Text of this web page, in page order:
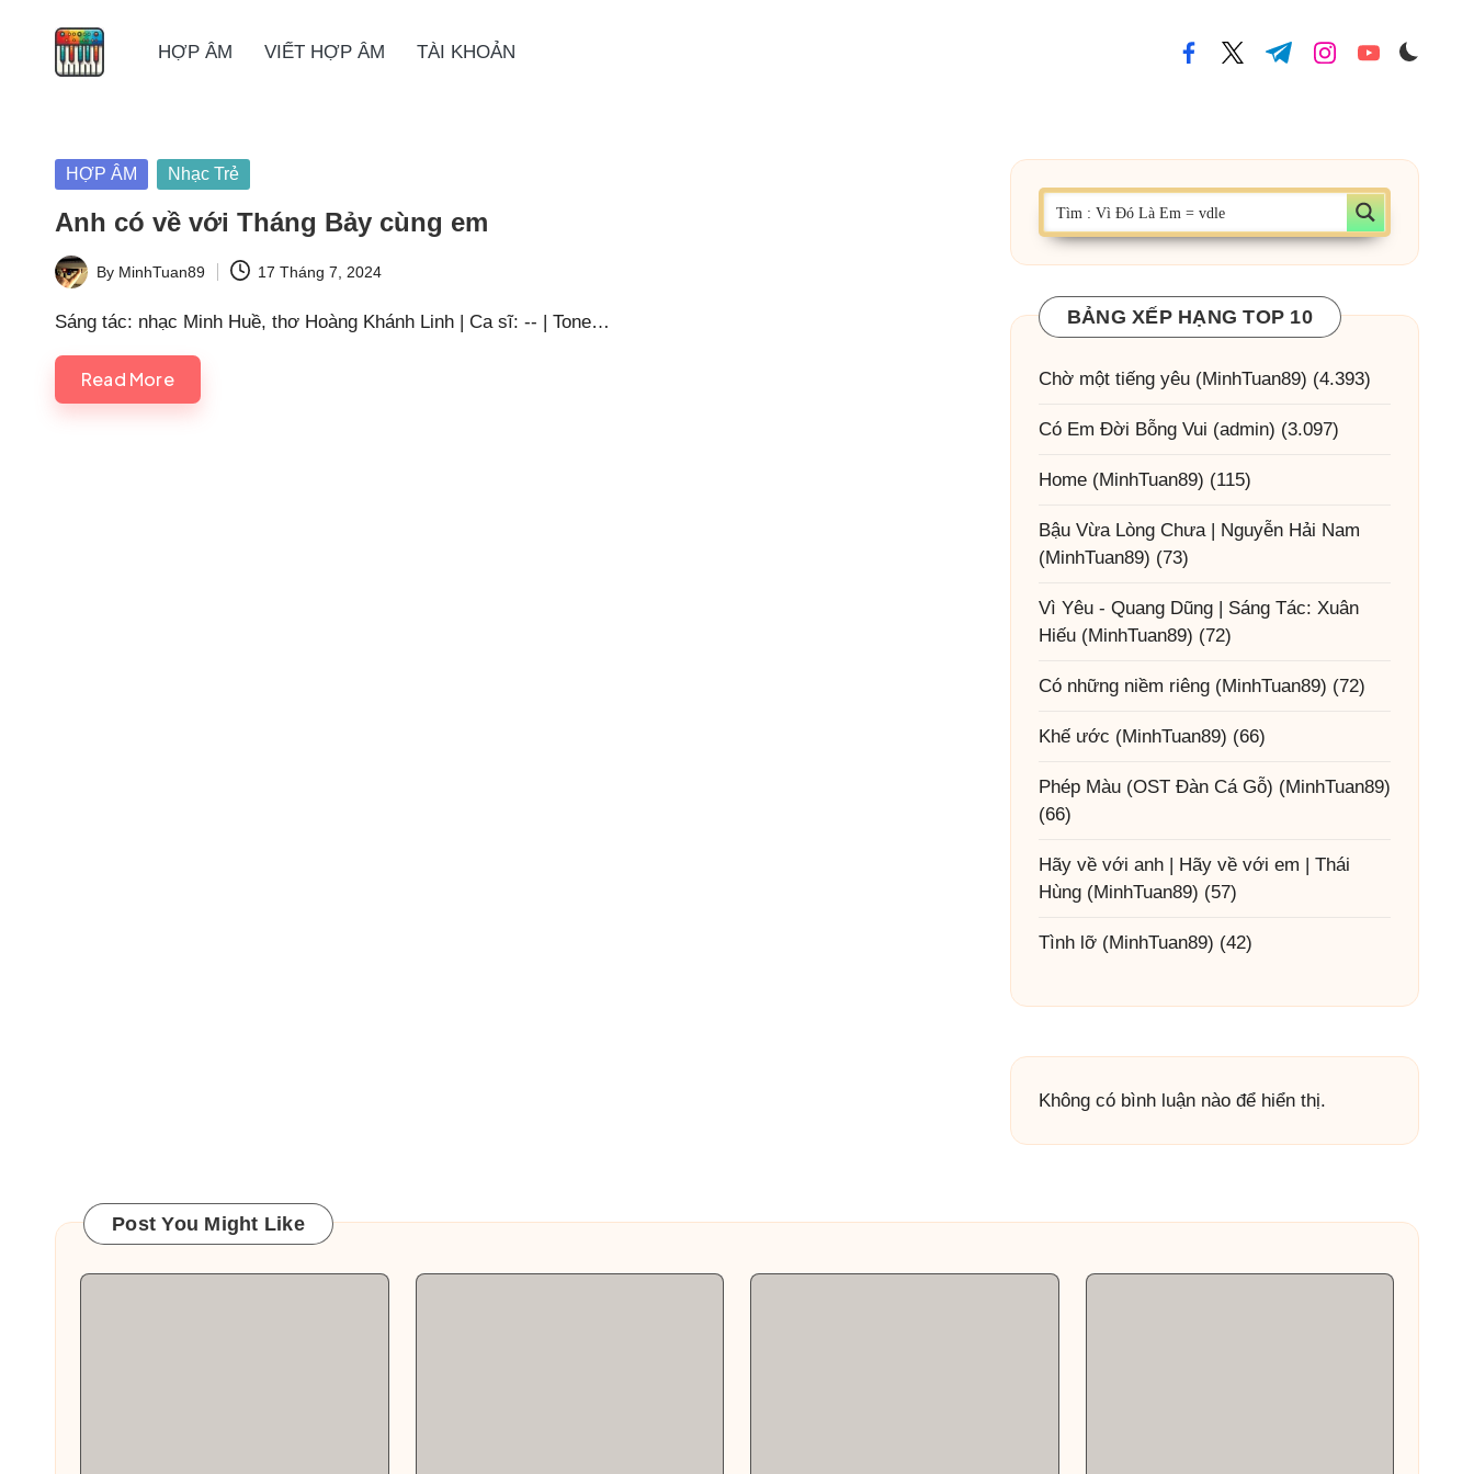
HỢP ÂM VIẾT HỢP ÂM TÀI KHOẢN facebook.com
twitter.com
t.me instagram.com
youtube.com
Posted
HỢP ÂM Nhạc Trẻ
Anh có về với Tháng Bảy cùng em
Posted
by
By MinhTuan89 17 Tháng 7, 2024
Sáng tác: nhạc Minh Huề, thơ Hoàng Khánh Linh | Ca sĩ: -- | Tone…
Read More
BẢNG XẾP HẠNG TOP 10
Chờ một tiếng yêu (MinhTuan89) (4.393)
Có Em Đời Bỗng Vui (admin) (3.097)
Home (MinhTuan89) (115)
Bậu Vừa Lòng Chưa | Nguyễn Hải Nam
(MinhTuan89) (73)
Vì Yêu - Quang Dũng | Sáng Tác: Xuân
Hiếu (MinhTuan89) (72)
Có những niềm riêng (MinhTuan89) (72)
Khế ước (MinhTuan89) (66)
Phép Màu (OST Đàn Cá Gỗ) (MinhTuan89)
(66)
Hãy về với anh | Hãy về với em | Thái
Hùng (MinhTuan89) (57)
Tình lỡ (MinhTuan89) (42)
Không có bình luận nào để hiển thị.
Post You Might Like